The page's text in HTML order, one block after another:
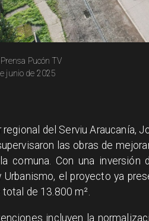
Prensa Pucón TV
junio de 2025
regional del Serviu Araucanía,
las obras de
comuna. Con una
Urbanismo, el proyecto ya
de 13.800 m².
incluyen la